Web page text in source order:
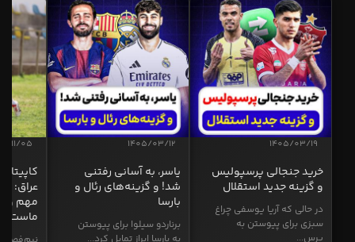
1405/03/19
خرید جنجالی پرسپولیس
و گزینه جدید استقلال
در حالی که آریا یوسفی چراغ
سبزی برای پیوستن به
پرس...
1405/03/12
یاسر، به آسانی رفتنی
شد! و گزینه‌های رئال و
بارسا
برناردو سیلوا برای پیوستن
به بارسا ابراز تمایل کرد...
11/05
عراق:
مهم و
ماست